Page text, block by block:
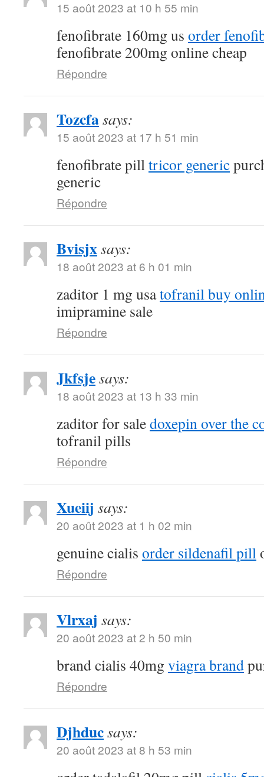
15 août 2023 at 10 h 55 min
fenofibrate 160mg us order
fenofibrate 200mg online cheap
Répondre
Tozcfasays:
15 août 2023 at 17 h 51 min
fenofibrate pilltricor generic
generic
Répondre
Bvisjxsays:
18 août 2023 at 6 h 01 min
zaditor 1 mg usatofranil buy
imipramine sale
Répondre
Jkfsjesays:
18 août 2023 at 13 h 33 min
zaditor for saledoxepin over the
tofranil pills
Répondre
Xueiij says:
20 août 2023 at 1 h 02 min
genuine cialis order sildenafil pill
Répondre
Vlrxaj says:
20 août 2023 at 2 h 50 min
brand cialis 40mg viagra brand
Répondre
Djhducsays:
20 août 2023 at 8 h 53 min